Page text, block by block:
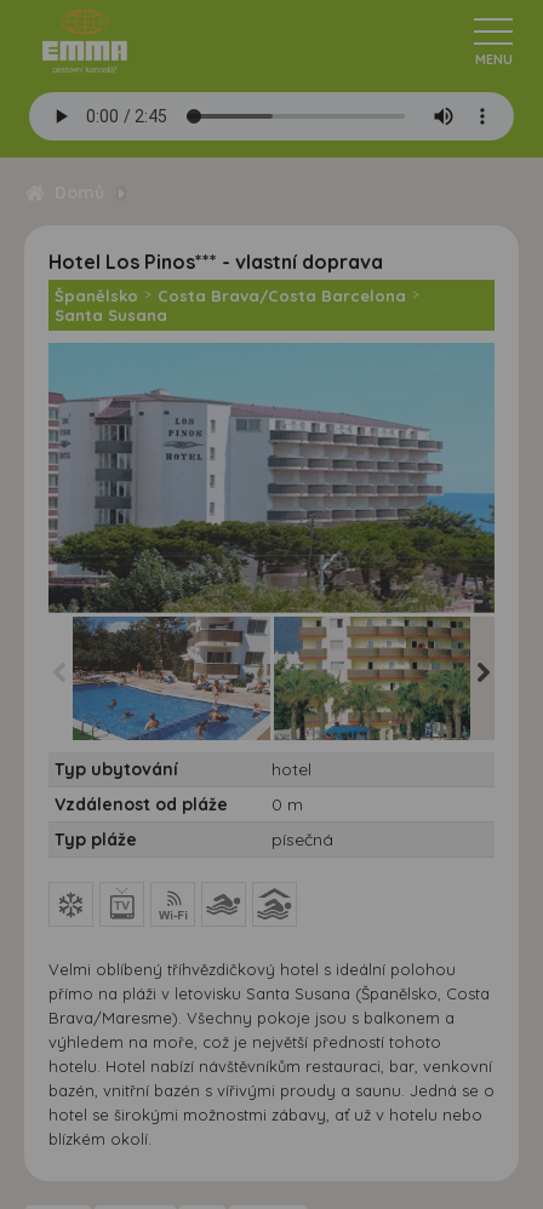
Hotel Los Pinos*** - vlastní doprava
Španělsko > Costa Brava/Costa Barcelona >
Santa Susana
vlastní doprava -
Španělsko, Costa
Maresme, Santa Susana
- hotel Los Pinos
vlastní doprava -
Španělsko, Costa
Maresme, Santa Susana
- hotel Los Pinos
Typ ubytování
hotel
Vzdálenost od pláže
0 m
Typ pláže
písečná
Velmi oblíbený tříhvězdičkový hotel s ideální polohou
přímo na pláži v letovisku Santa Susana (Španělsko, Costa
Brava/Maresme). Všechny pokoje jsou s balkonem a
výhledem na moře, což je největší předností tohoto
hotelu. Hotel nabízí návštěvníkům restauraci, bar, venkovní
bazén, vnitřní bazén s vířivými proudy a saunu. Jedná se o
hotel se širokými možnostmi zábavy, ať už v hotelu nebo
blízkém okolí.